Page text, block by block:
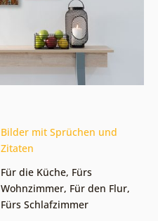
Bilder mit Sprüchen und
Zitaten
Für die Küche, Fürs
Wohnzimmer, Für den Flur,
Fürs Schlafzimmer